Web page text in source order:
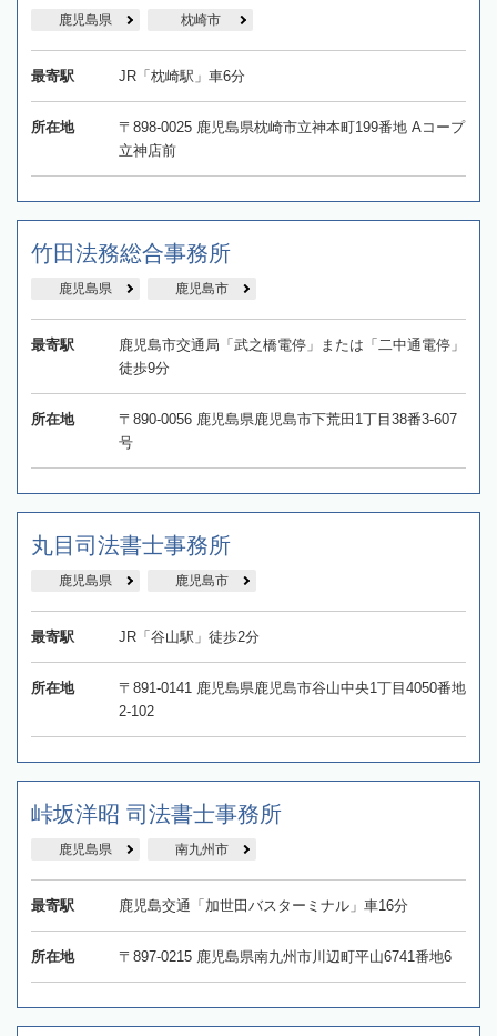
鹿児島県 枕崎市
最寄駅 JR「枕崎駅」車6分
所在地
〒898-0025 鹿児島県枕崎市立神本町199番地 Aコープ
立神店前
竹田法務総合事務所
鹿児島県 鹿児島市
最寄駅
鹿児島市交通局「武之橋電停」または「二中通電停」
徒歩9分
所在地
〒890-0056 鹿児島県鹿児島市下荒田1丁目38番3-607
号
丸目司法書士事務所
鹿児島県 鹿児島市
最寄駅 JR「谷山駅」徒歩2分
所在地
〒891-0141 鹿児島県鹿児島市谷山中央1丁目4050番地
2-102
峠坂洋昭 司法書士事務所
鹿児島県 南九州市
最寄駅 鹿児島交通「加世田バスターミナル」車16分
所在地 〒897-0215 鹿児島県南九州市川辺町平山6741番地6